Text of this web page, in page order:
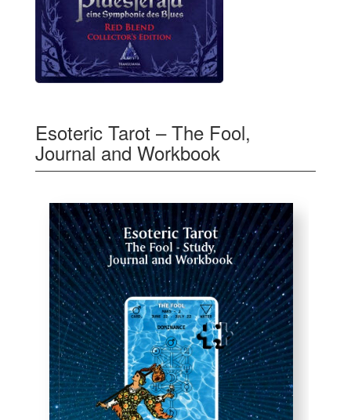
Esoteric Tarot – The Fool,
Journal and Workbook